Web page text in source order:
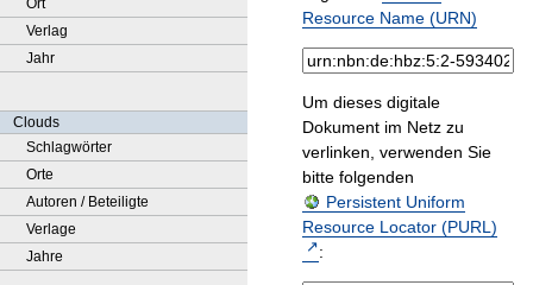
Ort
Verlag
Jahr
Clouds
Schlagwörter
Orte
Autoren / Beteiligte
Verlage
Jahre
Resource Name (URN)
Um dieses digitale
Dokument im Netz zu
verlinken, verwenden Sie
bitte folgenden
Persistent Uniform
Resource Locator (PURL)
: